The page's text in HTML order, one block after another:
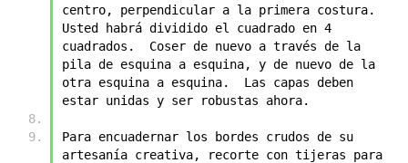
centro, perpendicular a la primera costura.
Usted habrá dividido el cuadrado en 4
cuadrados.  Coser de nuevo a través de la
pila de esquina a esquina, y de nuevo de la
otra esquina a esquina.  Las capas deben
estar unidas y ser robustas ahora.
Para encuadernar los bordes crudos de su
artesanía creativa, recorte con tijeras para